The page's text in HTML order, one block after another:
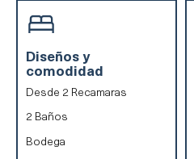
Diseños y
comodidad
Desde 2 Recamaras
2 Baños
Bodega